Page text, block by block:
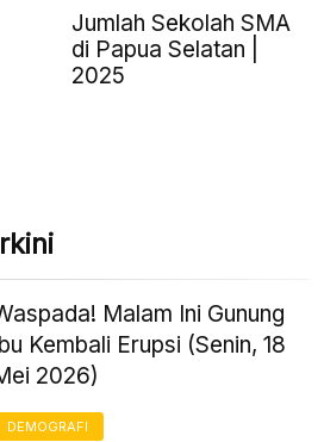
Jumlah Sekolah SMA
di Papua Selatan |
2025
Malam Ini Gunung
Kembali Erupsi (Senin, 18
2026)
DEMOGRAFI